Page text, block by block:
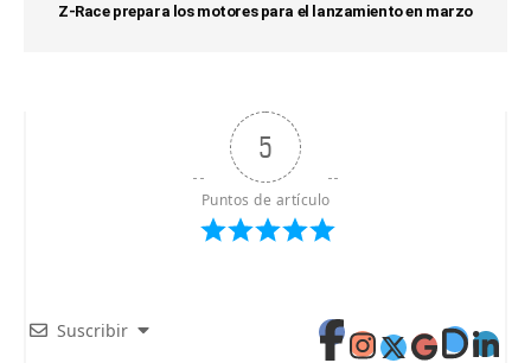
Z-Race prepara los motores para el lanzamiento en marzo
5
Puntos de artículo
Suscribir